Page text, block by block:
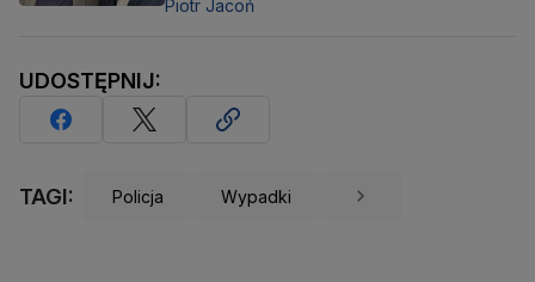
Piotr Jacoń
UDOSTĘPNIJ:
TAGI: Policja Wypadki